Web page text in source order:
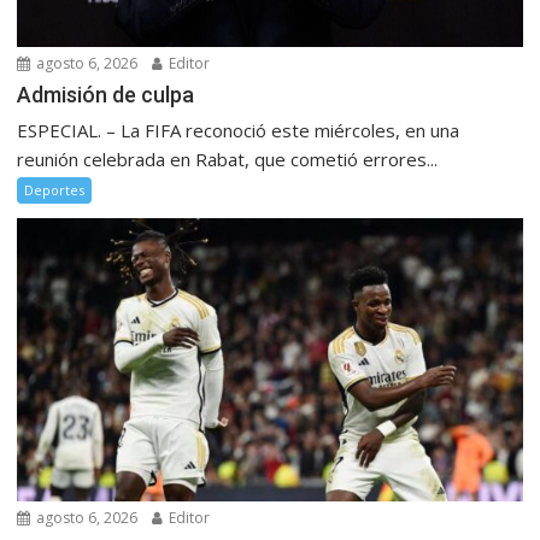
agosto 6, 2026 Editor
Admisión de culpa
ESPECIAL. – La FIFA reconoció este miércoles, en una
reunión celebrada en Rabat, que cometió errores...
Deportes
agosto 6, 2026 Editor